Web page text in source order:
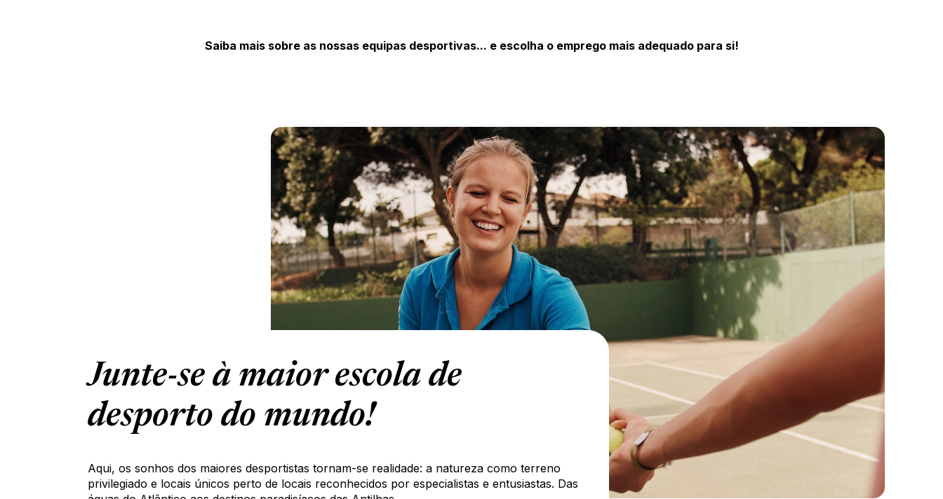
Saiba mais sobre as nossas equipas desportivas... e escolha o emprego mais adequado para si!
Junte-se à maior escola de
desporto do mundo!
Aqui, os sonhos dos maiores desportistas tornam-se realidade: a natureza como terreno
privilegiado e locais únicos perto de locais reconhecidos por especialistas e entusiastas. Das